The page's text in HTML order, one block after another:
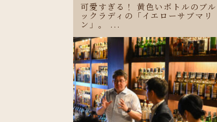
可愛すぎる！ 黄色いボトルのブル
ックラディの「イエローサブマリ
ン」。 ...